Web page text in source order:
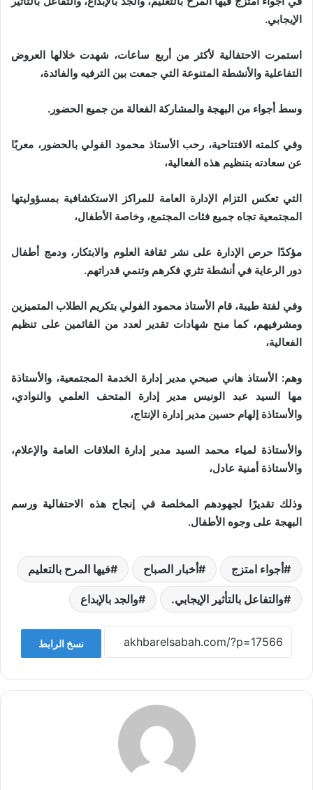
الإيجابي.
استمرت الاحتفالية لأكثر من أربع ساعات، شهدت خلالها العروض
التفاعلية والأنشطة المتنوعة التي جمعت بين الترفيه والفائدة،
وسط أجواء من البهجة والمشاركة الفعالة من جميع الحضور.
وفي كلمته الافتتاحية، رحب الأستاذ محمود الفولي بالحضور، معربًا
عن سعادته بتنظيم هذه الفعالية،
التي تعكس التزام الإدارة العامة للمراكز الاستكشافية بمسؤوليتها
المجتمعية تجاه جميع فئات المجتمع، وخاصة الأطفال،
مؤكدًا حرص الإدارة على نشر ثقافة العلوم والابتكار، ودمج أطفال
دور الرعاية في أنشطة تثري فكرهم وتنمي قدراتهم.
وفي لفتة طيبة، قام الأستاذ محمود الفولي بتكريم الطلاب المتميزين
ومشرفيهم، كما منح شهادات تقدير لعدد من القائمين على تنظيم
الفعالية،
وهم: الأستاذ هاني صبحي مدير إدارة الخدمة المجتمعية، والأستاذة
مها السيد عبد الونيس مدير إدارة المتحف العلمي والنوادي،
والأستاذة إلهام حسين مدير إدارة الإنتاج،
والأستاذة لمياء محمد السيد مدير إدارة العلاقات العامة والإعلام،
والأستاذة أمنية عادل،
وذلك تقديرًا لجهودهم المخلصة في إنجاح هذه الاحتفالية ورسم
البهجة على وجوه الأطفال.
أجواء امتزج أخبار الصباح فيها المرح بالتعليم
والتفاعل بالتأثير الإيجابي. والجد بالإبداع
نسخ الرابط